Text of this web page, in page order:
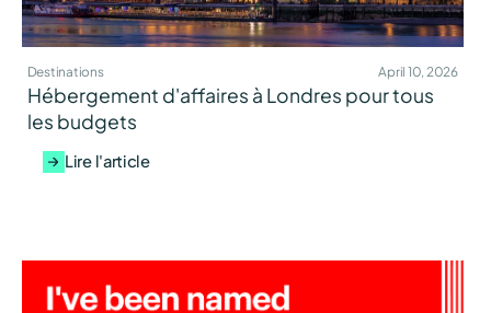
Destinations April 10, 2026
Hébergement d'affaires à Londres pour tous
les budgets
Lire l'article